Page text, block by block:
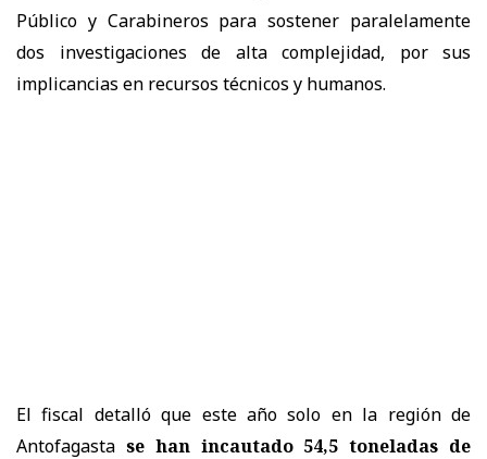
Público y Carabineros para sostener paralelamente
dos investigaciones de alta complejidad, por sus
implicancias en recursos técnicos y humanos.
El fiscal detalló que este año solo en la región de
Antofagasta se han incautado 54,5 toneladas de